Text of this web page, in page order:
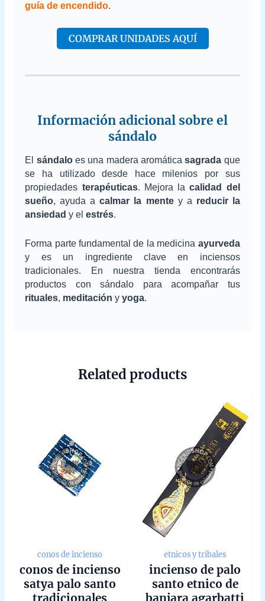
guía de encendido.
COMPRAR UNIDADES AQUÍ
Información adicional sobre el
sándalo
El sándaloes una madera aromáticasagrada que
se ha utilizado desde hace milenios por sus
propiedades terapéuticas. Mejora lacalidad del
sueño, ayuda acalmar la mentey a reducir la
ansiedad y elestrés.
Forma parte fundamental de la medicina ayurveda
y es un ingrediente clave en inciensos
tradicionales. En nuestra tienda encontrarás
productos con sándalo para acompañar tus
rituales, meditación yyoga.
Related products
conos de incienso
conos de incienso
satya palo santo
etnicos y tribales
incienso de palo
santo etnico de